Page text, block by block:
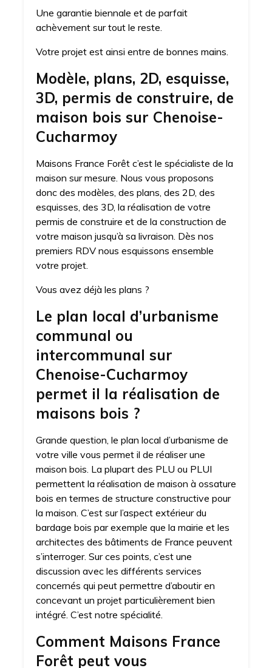
Une garantie biennale et de parfait
achèvement sur tout le reste.
Votre projet est ainsi entre de bonnes mains.
Modèle, plans, 2D, esquisse,
3D, permis de construire, de
maison bois sur Chenoise-
Cucharmoy
Maisons France Forêt c’est le spécialiste de la
maison sur mesure. Nous vous proposons
donc des modèles, des plans, des 2D, des
esquisses, des 3D, la réalisation de votre
permis de construire et de la construction de
votre maison jusqu’à sa livraison. Dès nos
premiers RDV nous esquissons ensemble
votre projet.
Vous avez déjà les plans ?
Le plan local d’urbanisme
communal ou
intercommunal sur
Chenoise-Cucharmoy
permet il la réalisation de
maisons bois ?
Grande question, le plan local d’urbanisme de
votre ville vous permet il de réaliser une
maison bois. La plupart des PLU ou PLUI
permettent la réalisation de maison à ossature
bois en termes de structure constructive pour
la maison. C’est sur l’aspect extérieur du
bardage bois par exemple que la mairie et les
architectes des bâtiments de France peuvent
s’interroger. Sur ces points, c’est une
discussion avec les différents services
concernés qui peut permettre d’aboutir en
concevant un projet particulièrement bien
intégré. C’est notre spécialité.
Comment Maisons France
Forêt peut vous